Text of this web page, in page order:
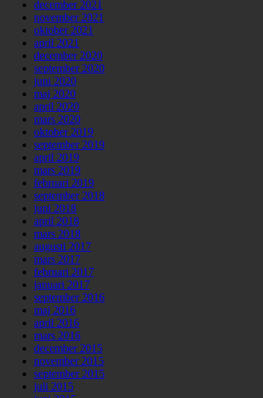
december 2021
november 2021
oktober 2021
april 2021
december 2020
september 2020
juni 2020
maj 2020
april 2020
mars 2020
oktober 2019
september 2019
april 2019
mars 2019
februari 2019
september 2018
juni 2018
april 2018
mars 2018
augusti 2017
mars 2017
februari 2017
januari 2017
september 2016
maj 2016
april 2016
mars 2016
december 2015
november 2015
september 2015
juli 2015